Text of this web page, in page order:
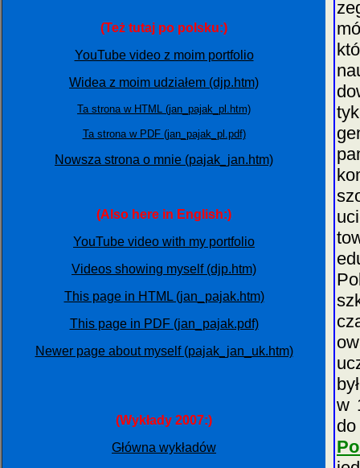
(Też tutaj po polsku:)
YouTube video z moim portfolio
Widea z moim udziałem (djp.htm)
Ta strona w HTML (jan_pajak_pl.htm)
Ta strona w PDF (jan_pajak_pl.pdf)
Nowsza strona o mnie (pajak_jan.htm)
(Also here in English:)
YouTube video with my portfolio
Videos showing myself (djp.htm)
This page in HTML (jan_pajak.htm)
This page in PDF (jan_pajak.pdf)
Newer page about myself (pajak_jan_uk.htm)
(Wykłady 2007:)
Główna wykładów
w